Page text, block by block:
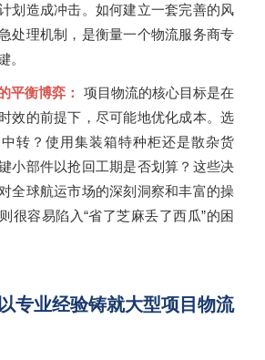
划造成冲击。如何建立一套完善的风
处理机制，是衡量一个物流服务商专
。
平衡博弈： 项目物流的核心目标是在
效的前提下，尽可能地优化成本。选
转？使用集装箱特种柜还是散杂货
小部件以抢回工期是否划算？这些决
全球航运市场的深刻洞察和丰富的操
很容易陷入“省了芝麻丢了西瓜”的困
专业经验铸就大型项目物流